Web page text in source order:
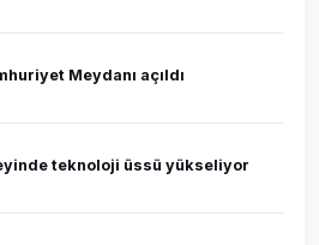
Meydanı açıldı
teknoloji üssü yükseliyor